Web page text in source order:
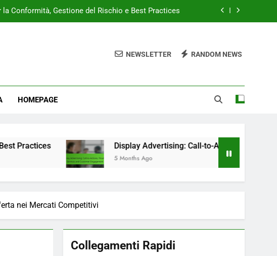
Conformità, Gestione del Rischio e Best Practices
Contestuale, Siti di Notizie e Rilevanza del Pubblico
Conformità, Gestione del Rischio e Best Practices
Contestuale, Siti di Notizie e Rilevanza del Pubblico
NEWSLETTER RANDOM NEWS
HOMEPAGE
Display Advertising: Call-to-Actions, Servizi Finanziari e
5 Months Ago
nei Mercati Competitivi
Collegamenti Rapidi